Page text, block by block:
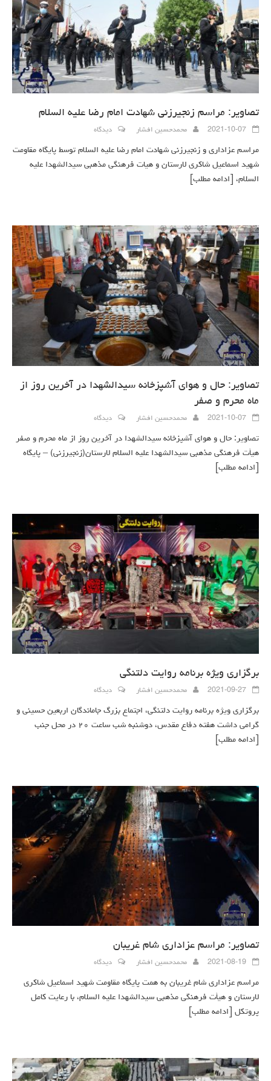
تصاویر: مراسم زنجیرزنی شهادت امام رضا علیه السلام
2021-10-07 محمدحسین افشار دیدگاه
مراسم عزاداری و زنجیرزنی شهادت امام رضا علیه السلام توسط پایگاه مقاومت
شهید اسماعیل شاکری لارستان و هیات فرهنگی مذهبی سیدالشهدا علیه
السلام،
[ادامه مطلب]
تصاویر: حال و هوای آشپزخانه سیدالشهدا در آخرین روز از
ماه محرم و صفر
2021-10-07 محمدحسین افشار دیدگاه
تصاویر: حال و هوای آشپزخانه سیدالشهدا در آخرین روز از ماه محرم و صفر
هیأت فرهنگی مذهبی سیدالشهدا علیه السلام لارستان(زنجیرزنی) – پایگاه
[ادامه مطلب]
برگزاری ویژه برنامه روایت دلتنگی
2021-09-27 محمدحسین افشار دیدگاه
برگزاری ویژه برنامه روایت دلتنگی، اجتماع بزرگ جاماندگان اربعین حسینی و
گرامی داشت هفته دفاع مقدس، دوشنبه شب ساعت ۲۰ در محل جنب
[ادامه مطلب]
تصاویر: مراسم عزاداری شام غریبان
2021-08-19 محمدحسین افشار دیدگاه
مراسم عزاداری شام غریبان به همت پایگاه مقاومت شهید اسماعیل شاکری
لارستان و هیأت فرهنگی مذهبی سیدالشهدا علیه السلام، با رعایت کامل
پروتکل
[ادامه مطلب]